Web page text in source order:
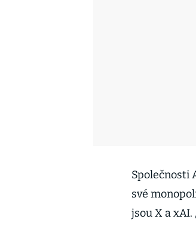
Společnosti
své
jsou X a